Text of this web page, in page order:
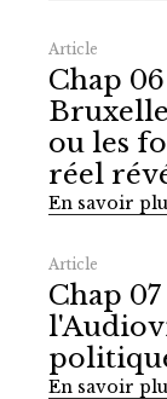
Article
Chap
ou les
réel
En savoir
Article
Chap
En savoir